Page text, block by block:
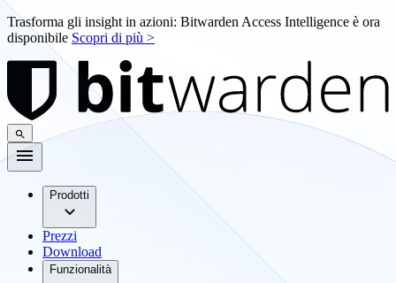
Trasforma gli insight in azioni: Bitwarden Access Intelligence è ora
disponibile Scopri di più >
Prodotti
Prezzi
Download
Funzionalità